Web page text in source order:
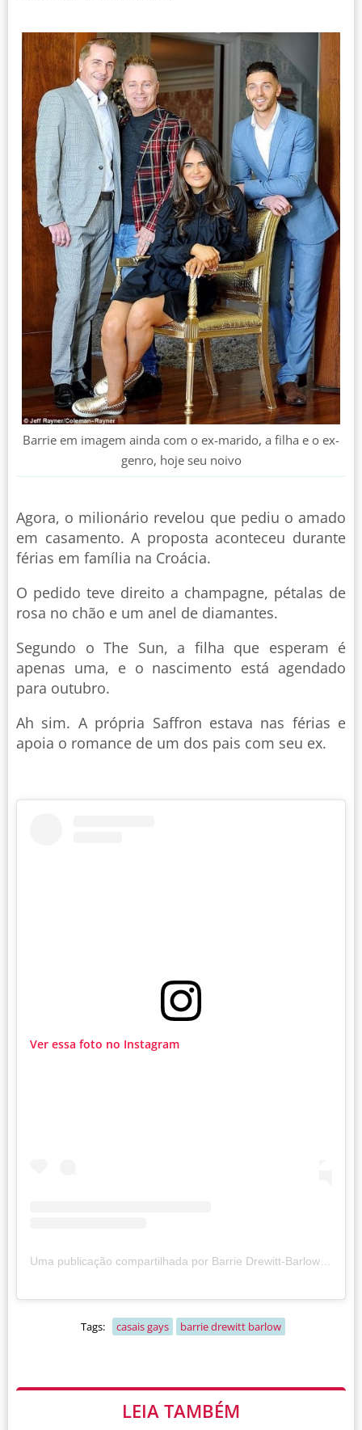
Barrie em imagem ainda com o ex-marido, a filha e o ex-
genro, hoje seu noivo
Agora, o milionário revelou que pediu o amado
em casamento. A proposta aconteceu durante
férias em família na Croácia.
O pedido teve direito a champagne, pétalas de
rosa no chão e um anel de diamantes.
Segundo o The Sun, a filha que esperam é
apenas uma, e o nascimento está agendado
para outubro.
Ah sim. A própria Saffron estava nas férias e
apoia o romance de um dos pais com seu ex.
Ver essa foto no Instagram
Tags: casais gays barrie drewitt barlow
LEIA TAMBÉM